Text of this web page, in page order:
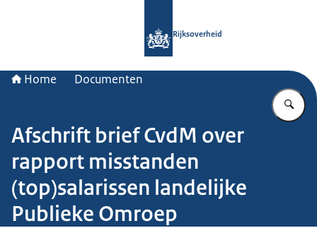
Rijksoverheid
Home Documenten
Afschrift brief CvdM over
rapport misstanden
(top)salarissen landelijke
Publieke Omroep